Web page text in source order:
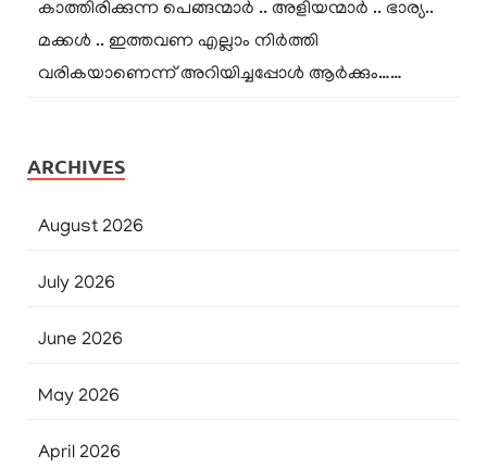
കാത്തിരിക്കുന്ന പെങ്ങന്മാർ .. അളിയന്മാർ .. ഭാര്യ..
മക്കൾ .. ഇത്തവണ എല്ലാം നിർത്തി
വരികയാണെന്ന് അറിയിച്ചപ്പോൾ ആർക്കും……
ARCHIVES
August 2026
July 2026
June 2026
May 2026
April 2026